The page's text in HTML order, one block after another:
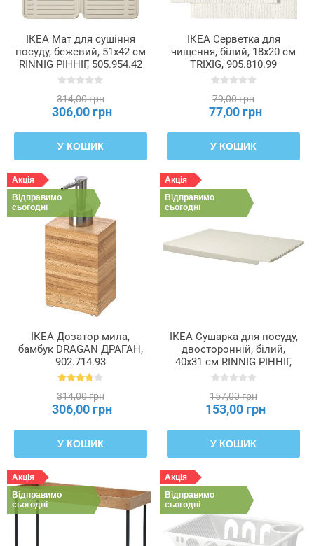
ІКЕА Мат для сушіння
посуду, бежевий, 51x42 см
RINNIG РІННІГ, 505.954.42
314,00 грн
306,00 грн
У КОШИК
ІКЕА Серветка для
чищення, білий, 18x20 см
TRIXIG, 905.810.99
79,00 грн
77,00 грн
У КОШИК
Акція
Відправимо
сьогодні
ІКЕА Дозатор мила,
бамбук DRAGAN ДРАГАН,
902.714.93
314,00 грн
306,00 грн
У КОШИК
Акція
Відправимо
сьогодні
ІКЕА Сушарка для посуду,
двосторонній, білий,
40x31 см RINNIG РІННІГ,
606.013.48
157,00 грн
153,00 грн
У КОШИК
Акція
Відправимо
сьогодні
Акція
Відправимо
сьогодні